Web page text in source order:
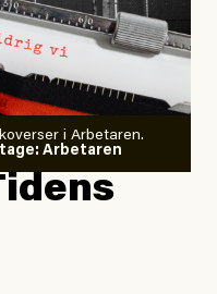
när ETC
i Arbetaren.
Arbetaren